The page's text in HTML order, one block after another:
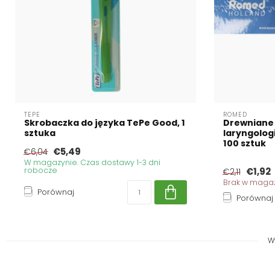
TEPE
Skrobaczka do języka TePe Good, 1
sztuka
€6,04 €5,49
W magazynie. Czas dostawy 1-3 dni
robocze
Porównaj
ROMED
100 sztuk
€2,11 €1,92
Brak w
Porównaj